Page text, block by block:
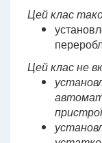
Цей клас
Цей клас не